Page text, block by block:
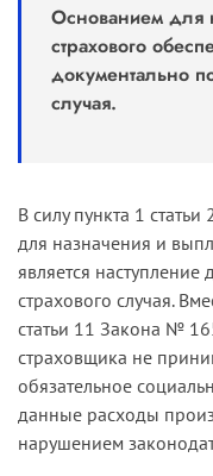
Основанием для
страхового
документально
случая.
В силу пункта 1
для назначения и
является
страхового случая.
статьи 11 Закона №
страховщика не
обязательное
данные расходы
нарушением